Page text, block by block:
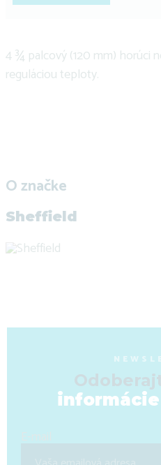
4 ¾ palcový (120 mm) horúci
reguláciou teploty.
O značke
Sheffield